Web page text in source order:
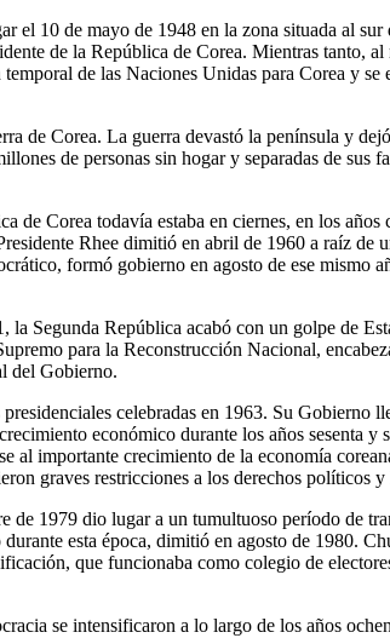
el 10 de mayo de 1948 en la zona situada al
de la República de Corea. Mientras tanto,
de las Naciones Unidas para Corea y se
de Corea. La guerra devastó la península y
de personas sin hogar y separadas de sus
de Corea todavía estaba en ciernes, en los años
Rhee dimitió en abril de 1960 a raíz de
formó gobierno en agosto de ese mismo
la Segunda República acabó con un golpe de
para la Reconstrucción Nacional,
del Gobierno.
celebradas en 1963. Su Gobierno
económico durante los años sesenta y
al importante crecimiento de la economía
graves restricciones a los derechos políticos
de 1979 dio lugar a un tumultuoso período de
esta época, dimitió en agosto de 1980.
que funcionaba como colegio de
se intensificaron a lo largo de los años